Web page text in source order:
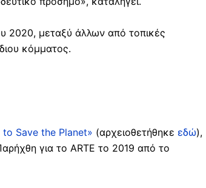
2020, μεταξύ άλλων από τοπικές
κόμματος.
Save the Planet» (αρχειοθετήθηκε εδώ),
για το ARTE το 2019 από το